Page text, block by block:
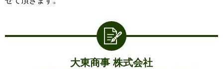
大東商事 株式会社